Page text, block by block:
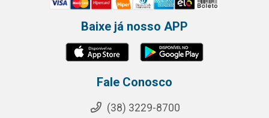
Baixe já nosso APP
Fale Conosco
(38) 3229-8700